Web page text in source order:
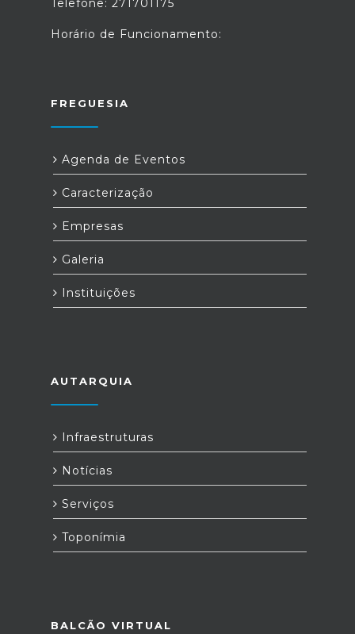
Telefone: 271701175
Horário de Funcionamento:
FREGUESIA
Agenda de Eventos
Caracterização
Empresas
Galeria
Instituições
AUTARQUIA
Infraestruturas
Notícias
Serviços
Toponímia
BALCÃO VIRTUAL